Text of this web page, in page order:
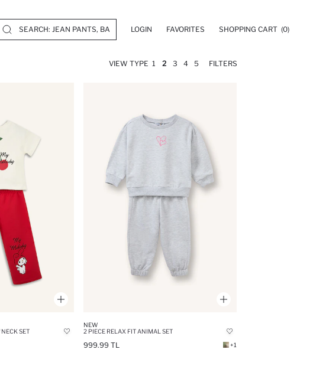
LOGIN FAVORITES SHOPPING CART (0)
VIEW TYPE 1 2 3 4 5 FILTERS
SET
NEW
2 PIECE RELAX FIT ANIMAL SET
999.99 TL +1